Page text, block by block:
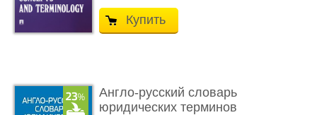
Купить
Англо-русский словарь
юридических терминов